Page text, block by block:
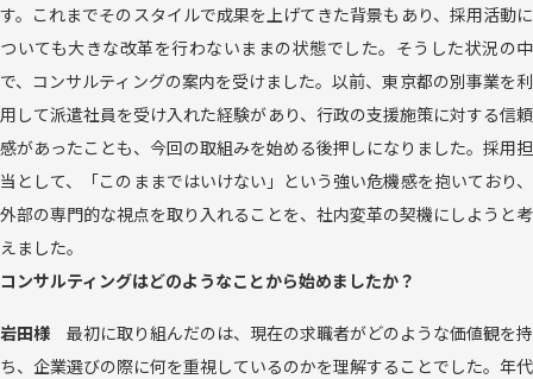
す。これまでそのスタイルで成果を上げてきた背景もあり、採用活動に
ついても大きな改革を行わないままの状態でした。そうした状況の中
で、コンサルティングの案内を受けました。以前、東京都の別事業を利
用して派遣社員を受け入れた経験があり、行政の支援施策に対する信頼
感があったことも、今回の取組みを始める後押しになりました。採用担
当として、「このままではいけない」という強い危機感を抱いており、
外部の専門的な視点を取り入れることを、社内変革の契機にしようと考
えました。
コンサルティングはどのようなことから始めましたか？
岩田様
最初に取り組んだのは、現在の求職者がどのような価値観を持
ち、企業選びの際に何を重視しているのかを理解することでした。年代